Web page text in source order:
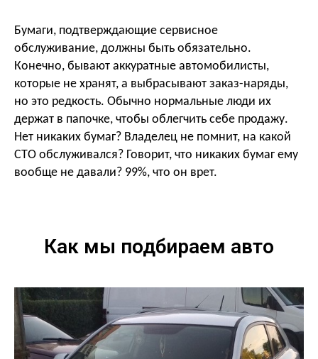
Бумаги, подтверждающие сервисное
обслуживание, должны быть обязательно.
Конечно, бывают аккуратные автомобилисты,
которые не хранят, а выбрасывают заказ-наряды,
но это редкость. Обычно нормальные люди их
держат в папочке, чтобы облегчить себе продажу.
Нет никаких бумаг? Владелец не помнит, на какой
СТО обслуживался? Говорит, что никаких бумаг ему
вообще не давали? 99%, что он врет.
Как мы подбираем авто